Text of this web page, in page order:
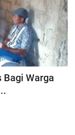
Bagi Warga